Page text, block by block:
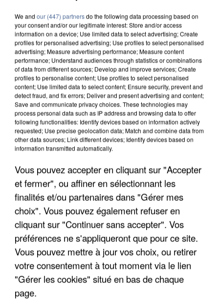
UN SECOND CADRE DE LA DZ MAFIA
INTERPELLÉ EN ALGÉRIE
We and our (447) partnersdo the following data processing based on
your consent and/or our legitimate interest: Store and/or access
information on a device; Use limited data to select advertising; Create
profiles for personalised advertising; Use profiles to select personalised
advertising; Measure advertising performance; Measure content
performance; Understand audiences through statistics or combinations
of data from different sources; Develop and improve services; Create
profiles to personalise content; Use profiles to select personalised
content; Use limited data to select content; Ensure security, prevent and
detect fraud, and fix errors; Deliver and present advertising and content;
Save and communicate privacy choices. These technologies may
process personal data such as IP address and browsing data to offer
following functionalities: Identify devices based on information actively
requested; Use precise geolocation data; Match and combine data from
other data sources; Link different devices; Identify devices based on
information transmitted automatically.
Vous pouvez accepter en cliquant sur "Accepter
et fermer", ou affiner en sélectionnant les
finalités et/ou partenaires dans "Gérer mes
choix". Vous pouvez également refuser en
cliquant sur "Continuer sans accepter". Vos
préférences ne s'appliqueront que pour ce site.
Vous pouvez mettre à jour vos choix, ou retirer
votre consentement à tout moment via le lien
"Gérer les cookies" situé en bas de chaque
page.